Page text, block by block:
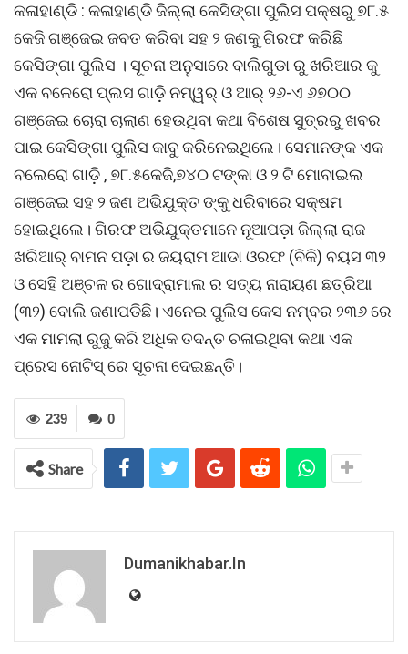
କଳାହାଣ୍ଡି : କଳାହାଣ୍ଡି ଜିଲ୍ଲା କେସିଙ୍ଗା ପୁଲିସ ପକ୍ଷରୁ ୭୮.୫
କେଜି ଗଞ୍ଜେଇ ଜବତ କରିବା ସହ ୨ ଜଣକୁ ଗିରଫ କରିଛି
କେସିଙ୍ଗା ପୁଲିସ । ସୂଚନା ଅନୁସାରେ ବାଲିଗୁଡା ରୁ ଖରିଆର କୁ
ଏକ ବଳେରୋ ପ୍ଲସ ଗାଡ଼ି ନମ୍ୱର୍ ଓ ଆର୍ ୨୬-ଏ ୬୭୦୦
ଗଞ୍ଜେଇ ଚୋରା ଚାଲାଣ ହେଉଥିବା କଥା ବିଶେଷ ସୁତ୍ରରୁ ଖବର
ପାଇ କେସିଙ୍ଗା ପୁଲିସ କାବୁ କରିନେଇଥିଲେ। ସେମାନଙ୍କ ଏକ
ବଲେରୋ ଗାଡ଼ି , ୭୮.୫କେଜି,୭୪୦ ଟଙ୍କା ଓ ୨ ଟି ମୋବାଇଲ
ଗଞ୍ଜେଇ ସହ ୨ ଜଣ ଅଭିଯୁକ୍ତ ଙ୍କୁ ଧରିବାରେ ସକ୍ଷମ
ହୋଇଥିଲେ। ଗିରଫ ଅଭିଯୁକ୍ତମାନେ ନୂଆପଡ଼ା ଜିଲ୍ଲା ରାଜ
ଖରିଆର୍ ବାମନ ପଡ଼ା ର ଜୟରାମ ଆଡା ଓରଫ (ବିକି) ବୟସ ୩୨
ଓ ସେହି ଅଞ୍ଚଳ ର ଗୋଦ୍ରାମାଲ ର ସତ୍ୟ ନାରାୟଣ ଛତ୍ରିଆ
(୩୨) ବୋଲି ଜଣାପଡିଛି। ଏନେଇ ପୁଲିସ କେସ ନମ୍ବର ୨୩୬ ରେ
ଏକ ମାମଲା ରୁଜୁ କରି ଅଧିକ ତଦନ୍ତ ଚଳାଇଥିବା କଥା ଏକ
ପ୍ରେସ ନୋଟିସ୍ ରେ ସୂଚନା ଦେଇଛନ୍ତି।
0
239
Share
Dumanikhabar.in